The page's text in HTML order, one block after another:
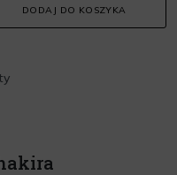
DODAJ DO KOSZYKA